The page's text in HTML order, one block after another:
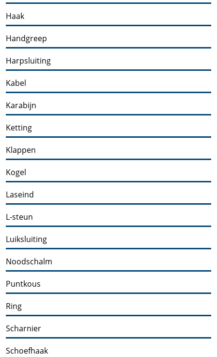
Haak
Handgreep
Harpsluiting
Kabel
Karabijn
Ketting
Klappen
Kogel
Laseind
L-steun
Luiksluiting
Noodschalm
Puntkous
Ring
Scharnier
Schoefhaak